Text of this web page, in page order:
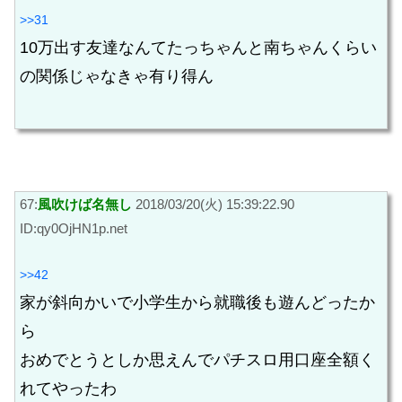
>>31
10万出す友達なんてたっちゃんと南ちゃんくらい
の関係じゃなきゃ有り得ん
67:風吹けば名無し 2018/03/20(火) 15:39:22.90
ID:qy0OjHN1p.net
>>42
家が斜向かいで小学生から就職後も遊んどったか
ら
おめでとうとしか思えんでパチスロ用口座全額く
れてやったわ